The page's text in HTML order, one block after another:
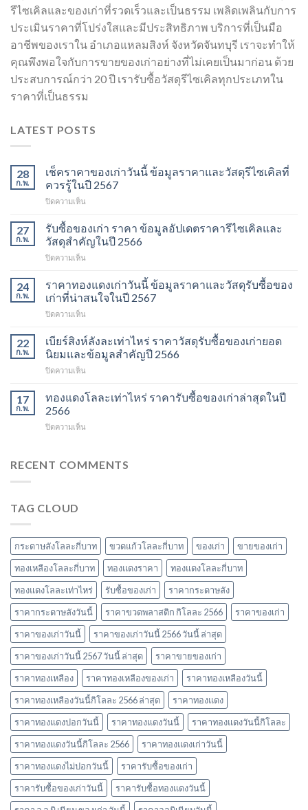
รีไซเคิลและของเก่าที่รวดเร็วและเป็นธรรม เพลิดเพลินกับการ
ประเมินราคาที่โปร่งใสและมีประสิทธิภาพ บริการที่เป็นมือ
อาชีพของเราใน อำเภอแหลมสิงห์ จังหวัดจันทบุรี เราจะทำให้
คุณพึงพอใจกับการขายของเก่าอย่างที่ไม่เคยเป็นมาก่อน ด้วย
ประสบการณ์กว่า 20 ปี เรารับซื้อวัสดุรีไซเคิลทุกประเภทใน
ราคาที่เป็นธรรม
LATEST POSTS
28
ก.พ.
เช็คราคาของเก่าวันนี้ ข้อมูลราคาและวัสดุรีไซเคิลที่
ควรรู้ในปี 2567
ปิดความเห็น
ราคา
ของ
เก่า
วัน
ข้อมูล
ราคา
วัสดุ
ที่
ควร
27
ก.พ.
รับซื้อของเก่า ราคา ข้อมูลอัปเดตราคารีไซเคิลและ
วัสดุสำคัญในปี 2566
ปิดความเห็น
ของ
เก่า
ราคา
อัปเดต
ราคา
รีไซเคิล
และ
สำคัญ
24
ก.พ.
ราคาทองแดงเก่าวันนี้ ข้อมูลราคาและวัสดุรับซื้อของ
เก่าที่น่าสนใจในปี 2567
ปิดความเห็น
ทองแดง
เก่า
วัน
นี้
ราคา
รับ
เก่า
22
ก.พ.
เบียร์สิงห์ลังละเท่าไหร่ ราคาวัสดุรับซื้อของเก่ายอด
นิยมและข้อมูลสำคัญปี 2566
ปิดความเห็น
สิงห์
เท่า
วัสดุ
และ
ข้อมูล
สำคัญ
ปี
2566
17
ก.พ.
ทองแดงโลละเท่าไหร่ ราคารับซื้อของเก่าล่าสุดในปี
2566
ปิดความเห็น
โล
ของ
เก่า
ล่าสุด
ในปี
2566
RECENT COMMENTS
TAG CLOUD
กระดาษลังโลละกี่บาท ขวดแก้วโลละกี่บาท ของเก่า
ขายของเก่า
ทองเหลืองโลละกี่บาท
ทองแดงราคา
ทองแดงโลละกี่บาท
ทองแดงโลละเท่าไหร่
รับซื้อของเก่า
ราคากระดาษลัง
ราคากระดาษลังวันนี้
ราคาขวดพลาสติก กิโลละ 2566
ราคาของเก่า
ราคาของเก่าวันนี้
ราคาของเก่าวันนี้ 2566 วันนี้ ล่าสุด
ราคาของเก่าวันนี้ 2567 วันนี้ ล่าสุด
ราคาขายของเก่า
ราคาทองเหลือง
ราคาทองเหลืองของเก่า
ราคาทองเหลืองวันนี้
ราคาทองเหลืองวันนี้กิโลละ 2566 ล่าสุด
ราคาทองแดง
ราคาทองแดงปอกวันนี้
ราคาทองแดงวันนี้
ราคาทองแดงวันนี้กิโลละ
ราคาทองแดงวันนี้กิโลละ 2566
ราคาทองแดงเก่าวันนี้
ราคาทองแดงไม่ปอกวันนี้
ราคารับซื้อของเก่า
ราคารับซื้อของเก่าวันนี้
ราคารับซื้อทองแดงวันนี้